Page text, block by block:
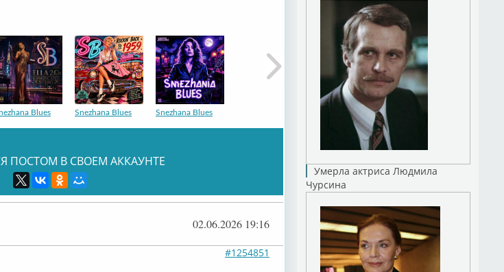
Blues Snezhana Blues Snezhana Blues
ПОСТОМ В СВОЕМ АККАУНТЕ
02.06.2026 19:16
#1254851
Умерла актриса Людмила
Чурсина